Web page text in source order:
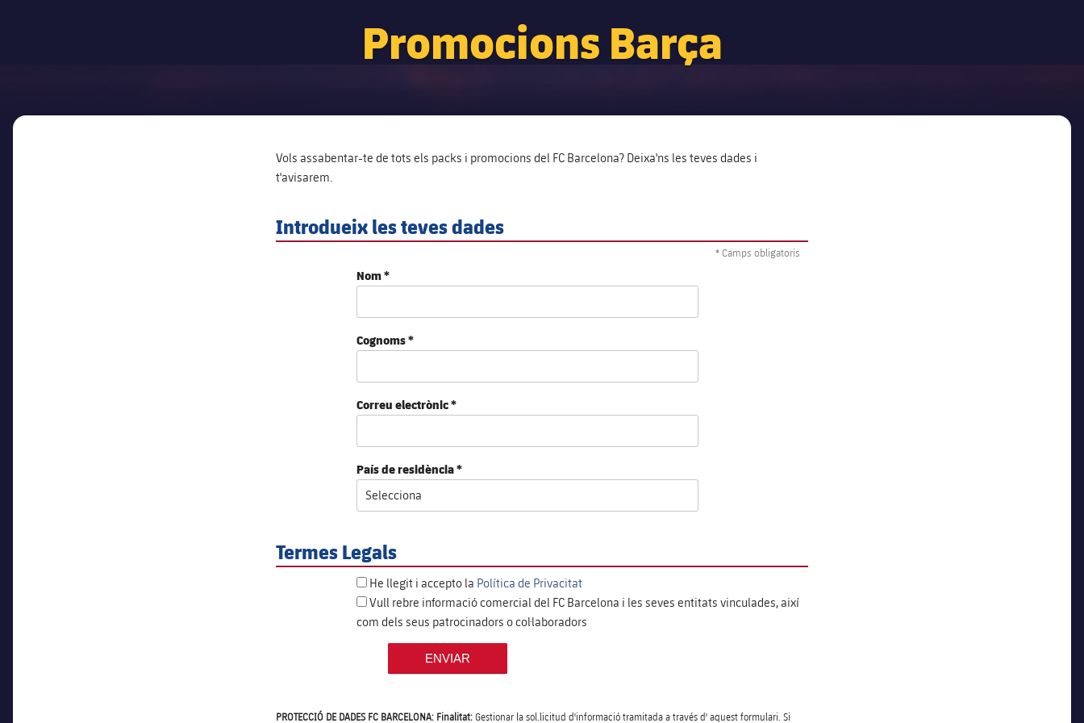
Promocions Barça
Vols assabentar-te de tots els packs i promocions del FC Barcelona? Deixa'ns les teves dades i
t'avisarem.
Introdueix les teves dades
* Camps obligatoris
Nom *
Cognoms *
Correu electrònic *
País de residència *
Termes Legals
He llegit i accepto la Política de Privacitat
Vull rebre informació comercial del FC Barcelona i les seves entitats vinculades, així
com dels seus patrocinadors o col·laboradors
ENVIAR
PROTECCIÓ DE DADES FC BARCELONA: Finalitat: Gestionar la sol.licitud d'informació tramitada a través d' aquest formulari. Si